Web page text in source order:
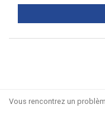
Vous rencontrez un